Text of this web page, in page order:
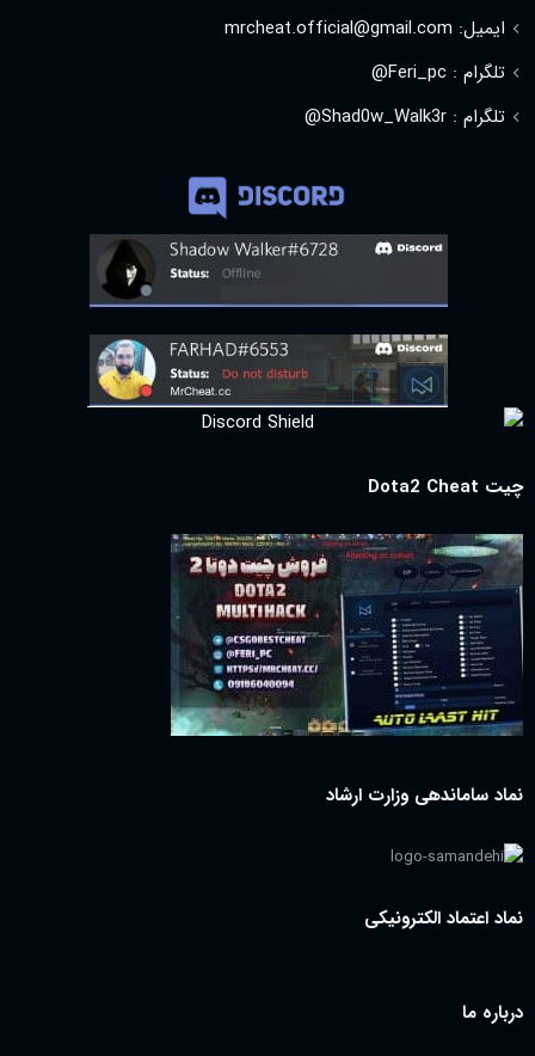
ایمیل: mrcheat.official@gmail.com
تلگرام : Feri_pc@
تلگرام : Shad0w_Walk3r@
چیت Dota2 Cheat
نماد ساماندهی وزارت ارشاد
نماد اعتماد الکترونیکی
درباره ما